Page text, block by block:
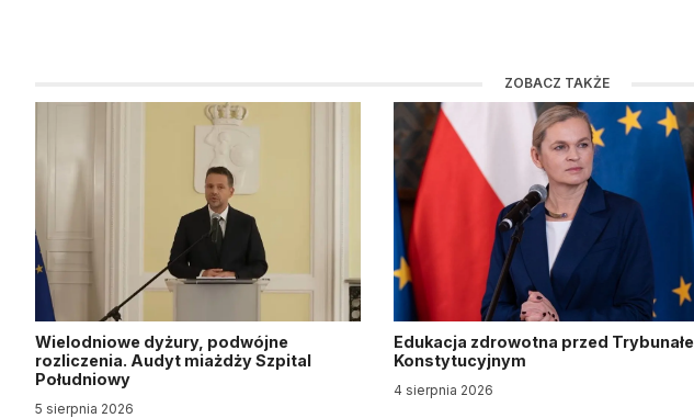
ZOBACZ TAKŻE
Wielodniowe dyżury, podwójne
rozliczenia. Audyt miażdży Szpital
Południowy
5 sierpnia 2026
Edukacja zdrowotna przed
Konstytucyjnym
4 sierpnia 2026